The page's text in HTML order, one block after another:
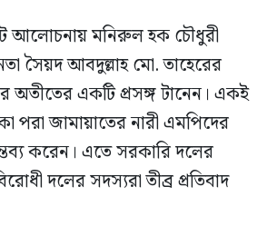
আলোচনায় মনিরুল হক চৌধুরী
সৈয়দ আবদুল্লাহ মো. তাহেরের
অতীতের একটি প্রসঙ্গ টানেন। একই
পরা জামায়াতের নারী এমপিদের
করেন। এতে সরকারি দলের
দলের সদস্যরা তীব্র প্রতিবাদ